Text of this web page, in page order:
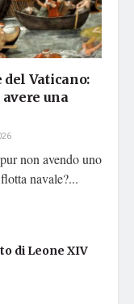
Vaticano:
una
non avendo uno
navale?...
di Leone XIV